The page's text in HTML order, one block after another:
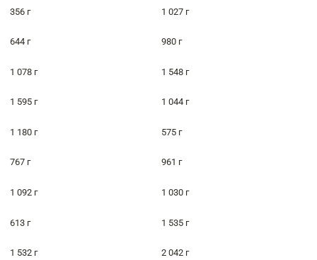
356 г 1 027 г
644 г 980 г
1 078 г 1 548 г
1 595 г 1 044 г
1 180 г 575 г
767 г 961 г
1 092 г 1 030 г
613 г 1 535 г
1 532 г 2 042 г